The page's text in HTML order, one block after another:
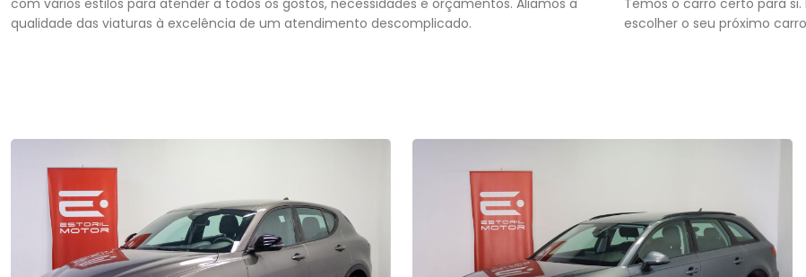
com vários estilos para atender a todos os gostos, necessidades e orçamentos. Aliamos a
qualidade das viaturas à excelência de um atendimento descomplicado.
Temos o carro certo para
escolher o seu próximo